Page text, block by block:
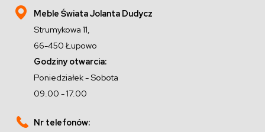
Meble Świata Jolanta Dudycz
Strumykowa 11,
66-450 Łupowo
Godziny otwarcia:
Poniedziałek - Sobota
09.00 - 17.00
Nr telefonów: